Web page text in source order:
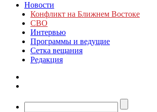
Новости
Конфликт на Ближнем Востоке
СВО
Интервью
Программы и ведущие
Сетка вещания
Редакция